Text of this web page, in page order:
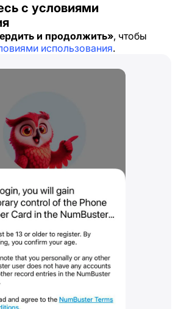
с условиями
и продолжить», чтобы
использования.